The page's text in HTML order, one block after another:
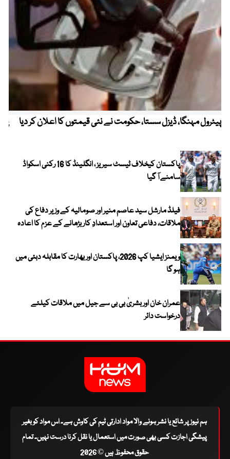
پیٹرول مہنگا، ڈیزل سستا، حکومت نے نئی قیمتوں کا اعلان کر دیا
پاکستان کیخلاف ٹیسٹ سیریز ، انگلینڈ کا 16 رکنی اسکواڈ
سامنے آ گیا
فیلڈ مارشل سید عاصم منیر اور صومالیہ کے وزیر دفاع کی
ملاقات، دفاعی تعاون اور استعدادِ کار بڑھانے کے عزم کا اعادہ
ویمنز ایشیا کپ 2026، پاکستان اور بھارت کا مقابلہ دبئی میں
ہو گا
عمران خان اور بشریٰ بی بی سے جیل میں ملاقات کیلئے
درخواست دائر
ہم نیوز پر شائع یا نشر ہونے والا مواد ادارتی ٹیم کی کاوش ہے۔ اس مواد کو بغیر
پیشگی اجازت کسی بھی صورت میں استعمال یا نقل کرنا درست نہیں۔ تمام
حقوق محفوظ ہیں © 2026